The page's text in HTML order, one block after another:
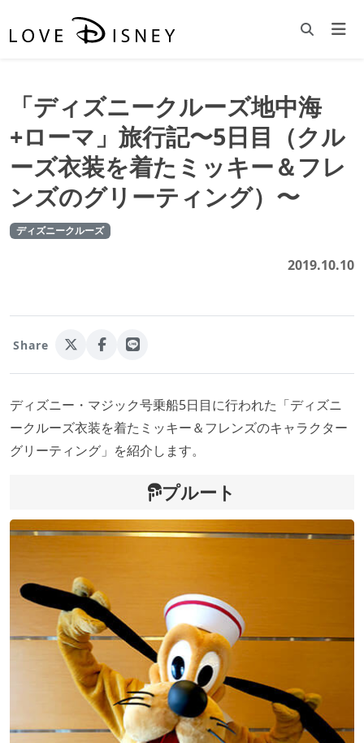
「ディズニークルーズ地中海
+ローマ」旅行記〜5日目（クル
ーズ衣装を着たミッキー＆フレ
ンズのグリーティング）〜
ディズニークルーズ
2019.10.10
Share
ディズニー・マジック号乗船5日目に行われた「ディズニ
ークルーズ衣装を着たミッキー＆フレンズのキャラクター
グリーティング」を紹介します。
プルート